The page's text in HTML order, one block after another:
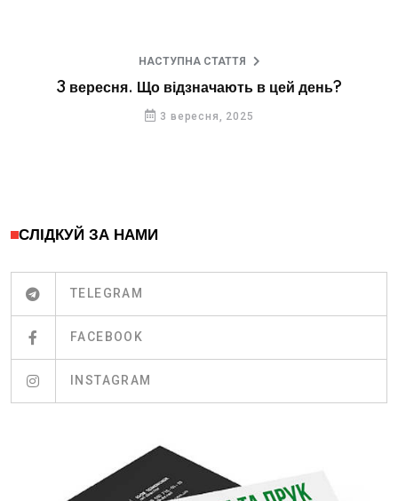
НАСТУПНА СТАТТЯ
3 вересня. Що відзначають в цей день?
3 вересня, 2025
СЛІДКУЙ ЗА НАМИ
TELEGRAM
FACEBOOK
INSTAGRAM